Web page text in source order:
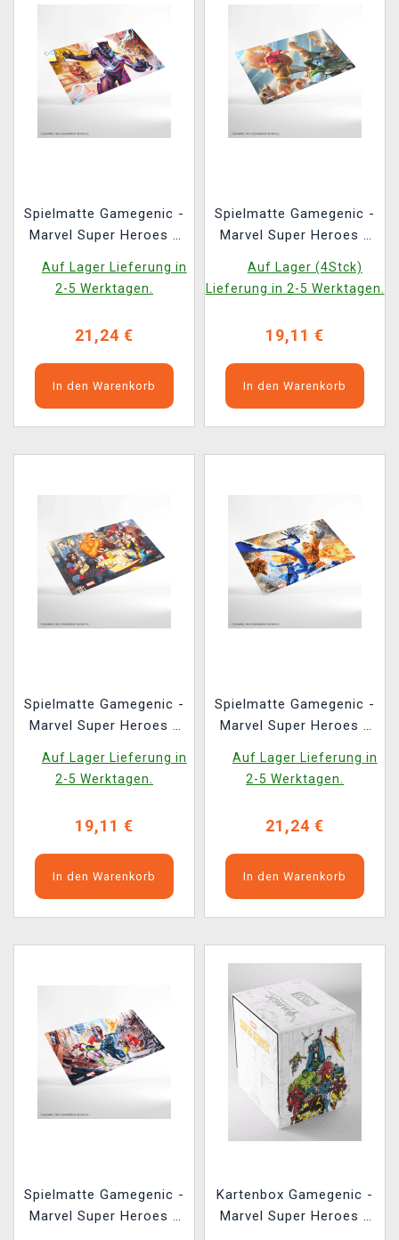
Spielmatte Gamegenic -
Marvel Super Heroes -
Auf Lager Lieferung in
2-5 Werktagen.
21,24 €
In den Warenkorb
Spielmatte Gamegenic -
Marvel Super Heroes -
Auf Lager (4Stck)
Lieferung in 2-5 Werktagen.
19,11 €
In den Warenkorb
Spielmatte Gamegenic -
Marvel Super Heroes -
Auf Lager Lieferung in
2-5 Werktagen.
19,11 €
In den Warenkorb
Spielmatte Gamegenic -
Marvel Super Heroes -
Auf Lager Lieferung in
2-5 Werktagen.
21,24 €
In den Warenkorb
Spielmatte Gamegenic -
Marvel Super Heroes -
Kartenbox Gamegenic -
Marvel Super Heroes -